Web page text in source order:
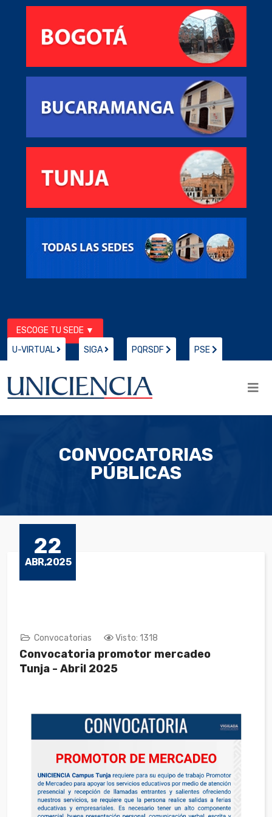
ESCOGE TU SEDE ▼
U-VIRTUAL
SIGA PQRSDF PSE
CONVOCATORIAS
PÚBLICAS
22
ABR,2025
Convocatorias Visto: 1318
Convocatoria promotor mercadeo
Tunja - Abril 2025